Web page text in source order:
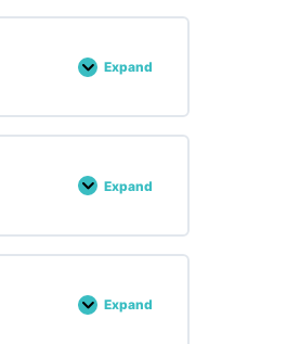
Expand
chapitre
Expand
chapitre
Expand
chapitre